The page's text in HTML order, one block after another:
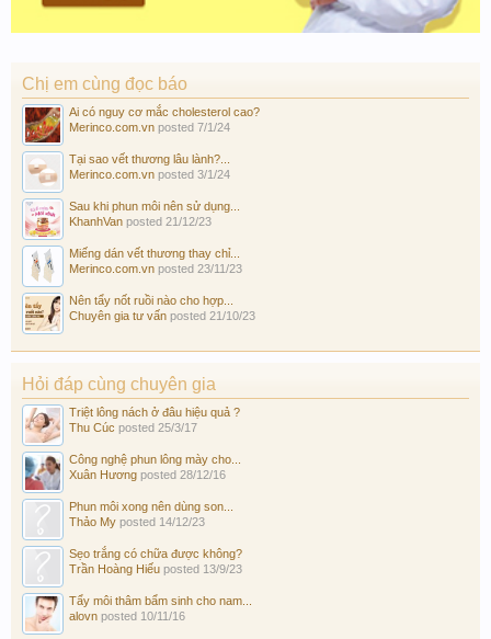
Chị em cùng đọc báo
Ai có nguy cơ mắc cholesterol cao?
Merinco.com.vn posted 7/1/24
Tại sao vết thương lâu lành?...
Merinco.com.vn posted 3/1/24
Sau khi phun môi nên sử dụng...
KhanhVan posted 21/12/23
Miếng dán vết thương thay chỉ...
Merinco.com.vn posted 23/11/23
Nên tẩy nốt ruồi nào cho hợp...
Chuyên gia tư vấn posted 21/10/23
Hỏi đáp cùng chuyên gia
Triệt lông nách ở đâu hiệu quả ?
Thu Cúc posted 25/3/17
Công nghệ phun lông mày cho...
Xuân Hương posted 28/12/16
Phun môi xong nên dùng son...
Thảo My posted 14/12/23
Sẹo trắng có chữa được không?
Trần Hoàng Hiếu posted 13/9/23
Tẩy môi thâm bẩm sinh cho nam...
alovn posted 10/11/16